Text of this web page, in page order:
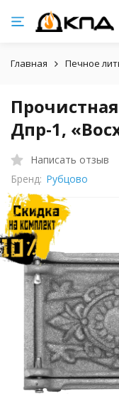
Главная Печное
Дпр-1,
Написать отзыв
Бренд: Рубцово